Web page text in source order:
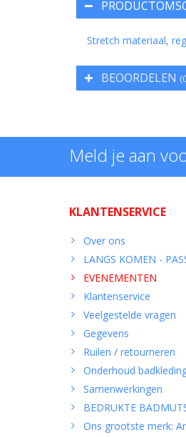
Stretch materiaal,
BEOORDELEN
Meld je aan
KLANTENSERVICE
Over ons
LANGS KOMEN -
EVENEMENTEN
Klantenservice
Veelgestelde vragen
Gegevens
Ruilen / retourneren
Onderhoud
Samenwerkingen
BEDRUKTE
Ons grootste merk: